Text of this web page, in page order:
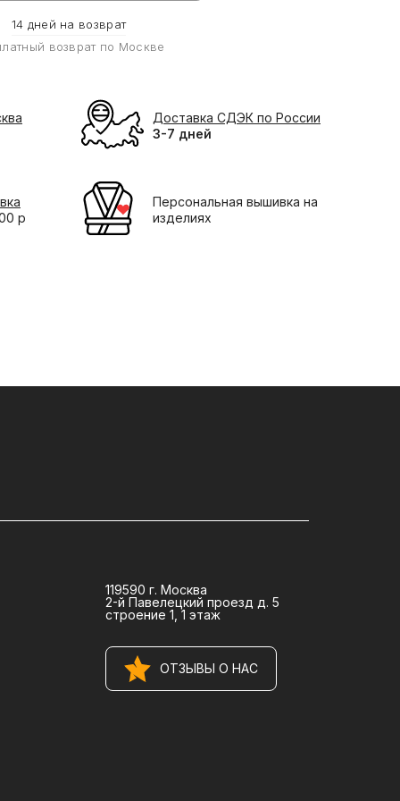
14 дней на возврат
возврат по Москве
Доставка СДЭК по России
3-7 дней
р
Персональная вышивка на
изделиях
119590 г. Москва
2-й Павелецкий проезд д. 5
строение 1, 1 этаж
ОТЗЫВЫ О НАС